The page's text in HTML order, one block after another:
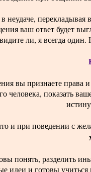
в неудаче,
ваш ответ будет
видите ли, я всегда
вы признаете права
человека, показать
и при поведении с
понять, разделить
идеи и готовы